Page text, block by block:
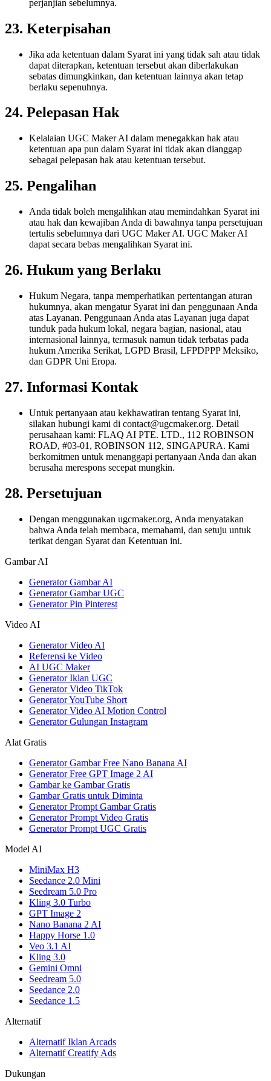
perjanjian sebelumnya.
23. Keterpisahan
Jika ada ketentuan dalam Syarat ini yang tidak sah atau tidak
dapat diterapkan, ketentuan tersebut akan diberlakukan
sebatas dimungkinkan, dan ketentuan lainnya akan tetap
berlaku sepenuhnya.
24. Pelepasan Hak
Kelalaian UGC Maker AI dalam menegakkan hak atau
ketentuan apa pun dalam Syarat ini tidak akan dianggap
sebagai pelepasan hak atau ketentuan tersebut.
25. Pengalihan
Anda tidak boleh mengalihkan atau memindahkan Syarat ini
atau hak dan kewajiban Anda di bawahnya tanpa persetujuan
tertulis sebelumnya dari UGC Maker AI. UGC Maker AI
dapat secara bebas mengalihkan Syarat ini.
26. Hukum yang Berlaku
Hukum Negara, tanpa memperhatikan pertentangan aturan
hukumnya, akan mengatur Syarat ini dan penggunaan Anda
atas Layanan. Penggunaan Anda atas Layanan juga dapat
tunduk pada hukum lokal, negara bagian, nasional, atau
internasional lainnya, termasuk namun tidak terbatas pada
hukum Amerika Serikat, LGPD Brasil, LFPDPPP Meksiko,
dan GDPR Uni Eropa.
27. Informasi Kontak
Untuk pertanyaan atau kekhawatiran tentang Syarat ini,
silakan hubungi kami di contact@ugcmaker.org. Detail
perusahaan kami: FLAQ AI PTE. LTD., 112 ROBINSON
ROAD, #03-01, ROBINSON 112, SINGAPURA. Kami
berkomitmen untuk menanggapi pertanyaan Anda dan akan
berusaha merespons secepat mungkin.
28. Persetujuan
Dengan menggunakan ugcmaker.org, Anda menyatakan
bahwa Anda telah membaca, memahami, dan setuju untuk
terikat dengan Syarat dan Ketentuan ini.
Gambar AI
Generator Gambar AI
Generator Gambar UGC
Generator Pin Pinterest
Video AI
Generator Video AI
Referensi ke Video
AI UGC Maker
Generator Iklan UGC
Generator Video TikTok
Generator YouTube Short
Generator Video AI Motion Control
Generator Gulungan Instagram
Alat Gratis
Generator Gambar Free Nano Banana AI
Generator Free GPT Image 2 AI
Gambar ke Gambar Gratis
Gambar Gratis untuk Diminta
Generator Prompt Gambar Gratis
Generator Prompt Video Gratis
Generator Prompt UGC Gratis
Model AI
MiniMax H3
Seedance 2.0 Mini
Seedream 5.0 Pro
Kling 3.0 Turbo
GPT Image 2
Nano Banana 2 AI
Happy Horse 1.0
Veo 3.1 AI
Kling 3.0
Gemini Omni
Seedream 5.0
Seedance 2.0
Seedance 1.5
Alternatif
Alternatif Iklan Arcads
Alternatif Creatify Ads
Dukungan